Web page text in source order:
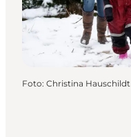
Foto: Christina Hauschildt